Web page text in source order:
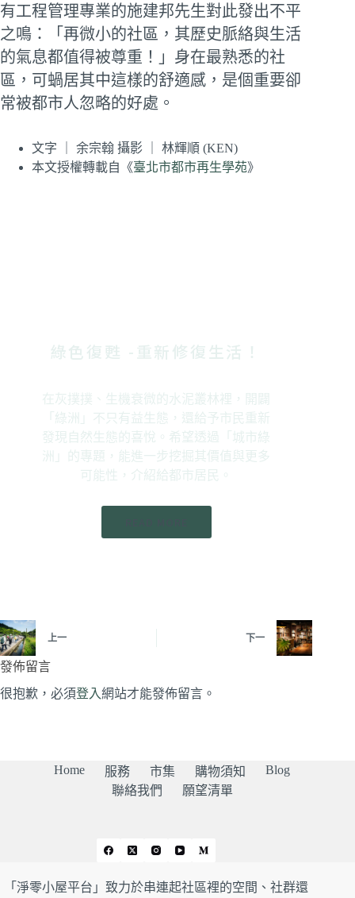
有工程管理專業的施建邦先生對此發出不平
之鳴：「再微小的社區，其歷史脈絡與生活
的氣息都值得被尊重！」身在最熟悉的社
區，可蝸居其中這樣的舒適感，是個重要卻
常被都市人忽略的好處。
文字 ｜ 余宗翰 攝影 ｜ 林輝順 (KEN)
本文授權轉載自《臺北市都市再生學苑》
綠色復甦 -重新修復生活！
在灰撲撲、生機衰微的水泥叢林裡，開闢
「綠洲」不只有益生態，還給予市民重新
發現自然生態的喜悅。希望透過「城市綠
洲」的專題，能進一步挖掘其價值與更多
可能性，介紹給都市居民。
上一 下一
發佈留言
很抱歉，必須登入網站才能發佈留言。
Home 服務 市集 購物須知
Blog
聯絡我們
願望清單
「淨零小屋平台」致力於串連起社區裡的空間、社群還